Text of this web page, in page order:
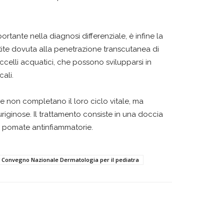
nella diagnosi differenziale, è infine la
dovuta alla penetrazione transcutanea di
acquatici, che possono svilupparsi in
non completano il loro ciclo vitale, ma
Il trattamento consiste in una doccia
antinfiammatorie.
Convegno Nazionale Dermatologia per il pediatra